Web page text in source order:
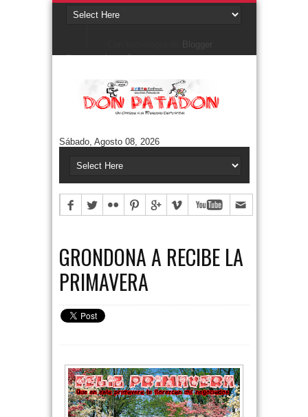
Blogger
Denunciar abuso
Cuentos/ Frases y más
CUENTOS DE FÚTBOL
NIEMBRO
Aguántanos en Twitter
Tweets by DonPatadon
Pages
Sábado, Agosto 08, 2026
GRONDONA A RECIBE LA
PRIMAVERA